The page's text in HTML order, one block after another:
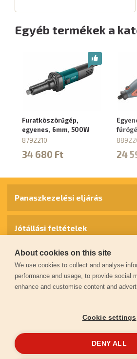
Egyéb termékek a
Furatköszörűgép,
egyenes, 6mm, 500W
8792210
34 680 Ft 24
© 2026extol.hu- Minden
Panaszkezelési eljárás
Jótállási feltételek
Személyes adatok védelme
Kapcsolat
Garancia regisztráció
About cookies on this site
We use cookies to collect and analyse
performance and usage, to provide social
enhance and customise content and
Cookie settings
DENY ALL